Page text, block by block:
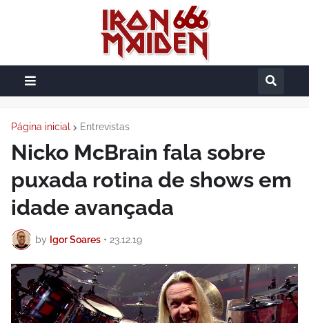
Página inicial Entrevistas
Nicko McBrain fala sobre
puxada rotina de shows em
idade avançada
by Igor Soares • 23.12.19